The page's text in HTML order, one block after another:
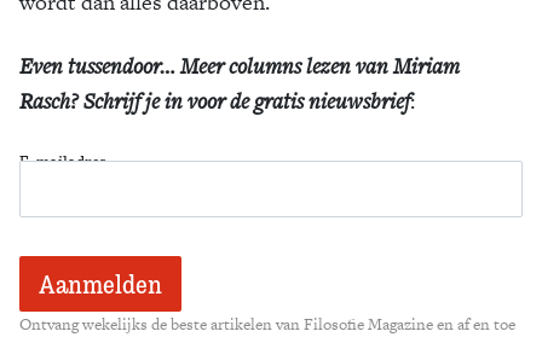
Even tussendoor… Meer columns lezen van Miriam
Rasch? Schrijf je in voor de gratis nieuwsbrief:
E-mailadres
Ontvang wekelijks de beste artikelen van Filosofie Magazine en af en toe